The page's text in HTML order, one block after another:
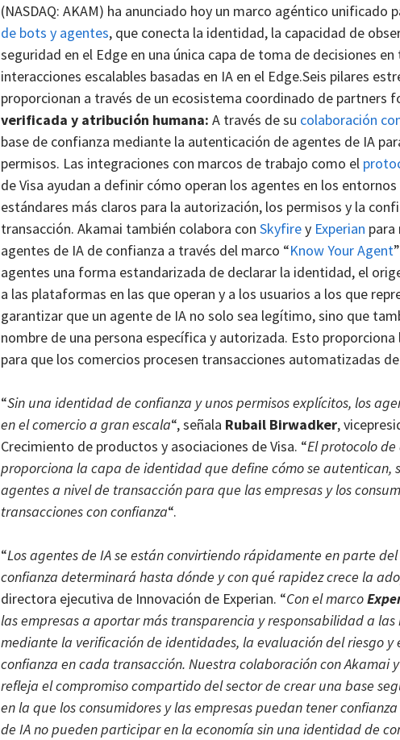
(NASDAQ: AKAM) ha anunciado hoy un marco agéntico unificado
de bots y agentes, que conecta la identidad, la capacidad de
seguridad en el Edge en una única capa de toma de decisiones
interacciones escalables basadas en IA en el Edge.Seis pilares
proporcionan a través de un ecosistema coordinado de partners
verificada y atribución humana: A través de su colaboración
base de confianza mediante la autenticación de agentes de IA
permisos. Las integraciones con marcos de trabajo como el
de Visa ayudan a definir cómo operan los agentes en los
estándares más claros para la autorización, los permisos y la
transacción. Akamai también colabora con Skyfirey Experian
agentes de IA de confianza a través del marco “Know Your Agent
agentes una forma estandarizada de declarar la identidad, el
a las plataformas en las que operan y a los usuarios a los que
garantizar que un agente de IA no solo sea legítimo, sino que
nombre de una persona específica y autorizada. Esto
para que los comercios procesen transacciones automatizadas
“Sin una identidad de confianza y unos permisos explícitos, los
en el comercio a gran escala“, señala Rubail Birwadker,
Crecimiento de productos y asociaciones de Visa. “El protocolo
proporciona la capa de identidad que define cómo se autentican,
agentes a nivel de transacción para que las empresas y los
transacciones con confianza“.
“Los agentes de IA se están convirtiendo rápidamente en parte
confianza determinará hasta dónde y con qué rapidez crece la
directora ejecutiva de Innovación de Experian. “Con el marco
las empresas a aportar más transparencia y responsabilidad a las
mediante la verificación de identidades, la evaluación del riesgo
confianza en cada transacción. Nuestra colaboración con Akamai
refleja el compromiso compartido del sector de crear una base
en la que los consumidores y las empresas puedan tener
de IA no pueden participar en la economía sin una identidad de